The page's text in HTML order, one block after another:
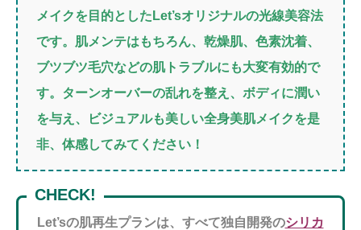
メイクを目的としたLet’sオリジナルの光線美容法
です。肌メンテはもちろん、乾燥肌、色素沈着、
ブツブツ毛穴などの肌トラブルにも大変有効的で
す。ターンオーバーの乱れを整え、ボディに潤い
を与え、ビジュアルも美しい全身美肌メイクを是
非、体感してみてください！
CHECK!
Let’sの肌再生プランは、すべて独自開発のシリカ